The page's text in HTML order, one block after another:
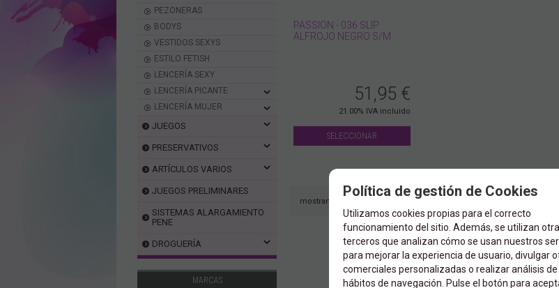
PEZONERAS
BODYS
VESTIDOS SEXYS
ESTILO FETISH
LENCERÍA SEXY
LENCERÍA PICANTE
LENCERÍA MUJER
JUEGOS
PRESERVATIVOS
ARTÍCULOS VARIOS
JUEGOS PRELIMINARES
SISTEMAS ALARGAMIENTO
PENE
DROGUERÍA
MARCAS
PASSION - 036 SLIP
ALFROJO NEGRO S/M
51,95 €
21.00% IVA incluido
SELECCIONAR
mostrando
Política de gestión de Cookies
Utilizamos cookies propias para el correcto
funcionamiento del sitio. Además, se utilizan
terceros que analizan cómo se usan nuestros
para mejorar la experiencia de usuario, divulgar
comerciales personalizadas o realizar análisis de
hábitos de navegación. Pulse el botón para